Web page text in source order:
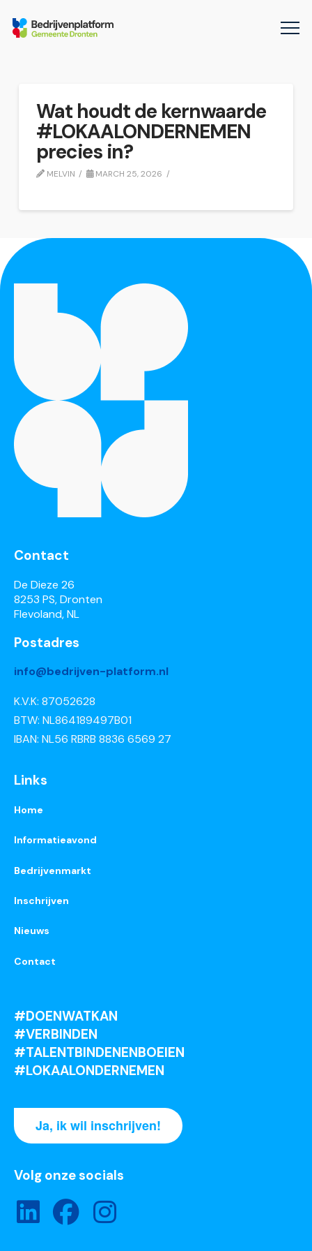
Wat houdt de kernwaarde
#LOKAALONDERNEMEN
precies in?
MELVIN MARCH 25, 2026
Contact
De Dieze 26
8253 PS, Dronten
Flevoland, NL
Postadres
info@bedrijven-platform.nl
K.V.K: 87052628
BTW: NL864189497B01
IBAN: NL56 RBRB 8836 6569 27
Links
Home
Informatieavond
Bedrijvenmarkt
Inschrijven
Nieuws
Contact
#DOENWATKAN
#VERBINDEN
#TALENTBINDENENBOEIEN
#LOKAALONDERNEMEN
Ja, ik wil inschrijven!
Volg onze socials